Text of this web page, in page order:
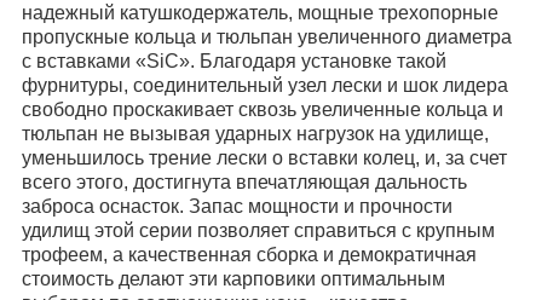
надежный катушкодержатель, мощные трехопорные
пропускные кольца и тюльпан увеличенного диаметра
с вставками «SiC». Благодаря установке такой
фурнитуры, соединительный узел лески и шок лидера
свободно проскакивает сквозь увеличенные кольца и
тюльпан не вызывая ударных нагрузок на удилище,
уменьшилось трение лески о вставки колец, и, за счет
всего этого, достигнута впечатляющая дальность
заброса оснасток. Запас мощности и прочности
удилищ этой серии позволяет справиться с крупным
трофеем, а качественная сборка и демократичная
стоимость делают эти карповики оптимальным